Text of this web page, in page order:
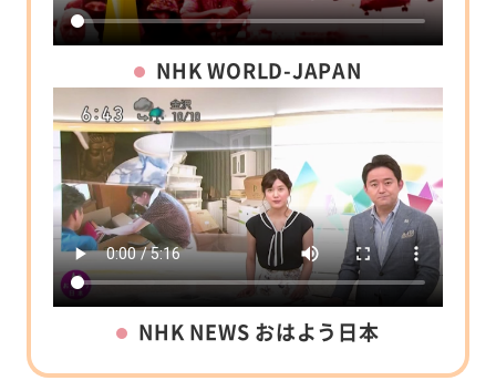
NHK WORLD-JAPAN
NHK NEWS おはよう日本